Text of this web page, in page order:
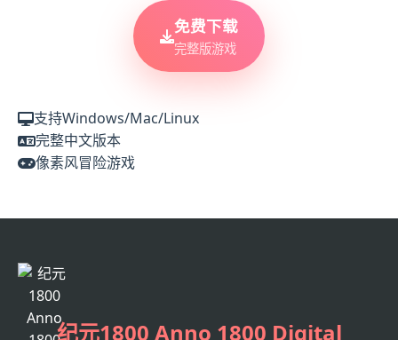
免费下载
完整版游戏
支持Windows/Mac/Linux
完整中文版本
像素风冒险游戏
纪元1800 Anno 1800 Digital